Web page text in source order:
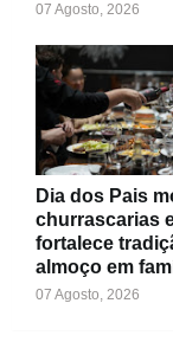
07 Agosto, 2026
Dia dos Pais
churrascarias
fortalece
almoço em
07 Agosto, 2026